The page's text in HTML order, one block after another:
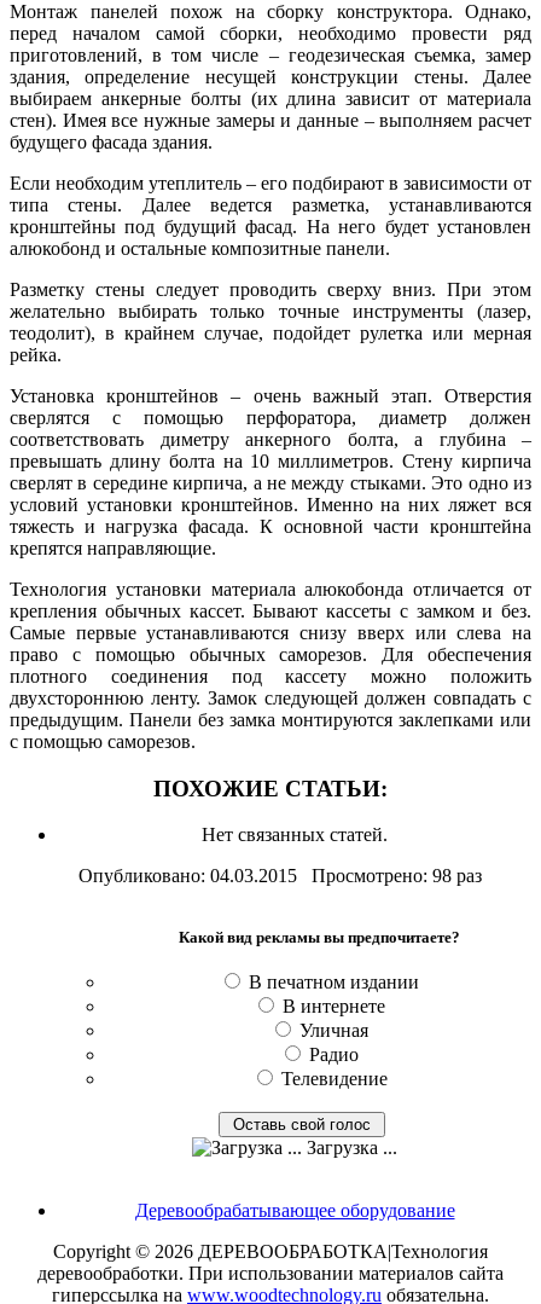
Монтаж панелей похож на сборку конструктора. Однако,
перед началом самой сборки, необходимо провести ряд
приготовлений, в том числе – геодезическая съемка, замер
здания, определение несущей конструкции стены. Далее
выбираем анкерные болты (их длина зависит от материала
стен). Имея все нужные замеры и данные – выполняем расчет
будущего фасада здания.
Если необходим утеплитель – его подбирают в зависимости от
типа стены. Далее ведется разметка, устанавливаются
кронштейны под будущий фасад. На него будет установлен
алюкобонд и остальные композитные панели.
Разметку стены следует проводить сверху вниз. При этом
желательно выбирать только точные инструменты (лазер,
теодолит), в крайнем случае, подойдет рулетка или мерная
рейка.
Установка кронштейнов – очень важный этап. Отверстия
сверлятся с помощью перфоратора, диаметр должен
соответствовать диметру анкерного болта, а глубина –
превышать длину болта на 10 миллиметров. Стену кирпича
сверлят в середине кирпича, а не между стыками. Это одно из
условий установки кронштейнов. Именно на них ляжет вся
тяжесть и нагрузка фасада. К основной части кронштейна
крепятся направляющие.
Технология установки материала алюкобонда отличается от
крепления обычных кассет. Бывают кассеты с замком и без.
Самые первые устанавливаются снизу вверх или слева на
право с помощью обычных саморезов. Для обеспечения
плотного соединения под кассету можно положить
двухстороннюю ленту. Замок следующей должен совпадать с
предыдущим. Панели без замка монтируются заклепками или
с помощью саморезов.
ПОХОЖИЕ СТАТЬИ:
Нет связанных статей.
Опубликовано: 04.03.2015 Просмотрено: 98 раз
Какой вид рекламы вы предпочитаете?
В печатном издании
В интернете
Уличная
Радио
Телевидение
Загрузка ...
Деревообрабатывающее оборудование
Copyright © 2026 ДЕРЕВООБРАБОТКА|Технология
деревообработки. При использовании материалов сайта
гиперссылка на www.woodtechnology.ru обязательна.